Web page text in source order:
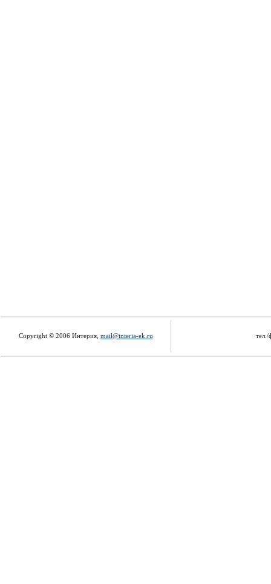
Copyright © 2006 Интерия, mail@interia-ek.ru